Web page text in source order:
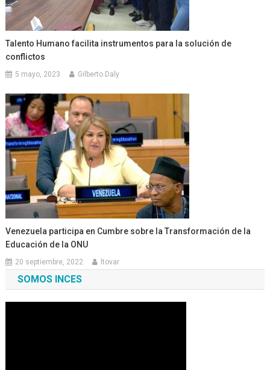
Talento Humano facilita instrumentos para la solución de
conflictos
5 mayo, 2023 Gilberto Daly
Venezuela participa en Cumbre sobre la Transformación de la
Educación de la ONU
20 septiembre, 2022 ltovar
SOMOS INCES